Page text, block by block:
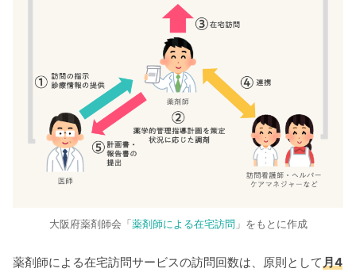
大阪府薬剤師会「薬剤師による在宅訪問 」をもとに作成
薬剤師による在宅訪問サービスの訪問回数は、原則として月4